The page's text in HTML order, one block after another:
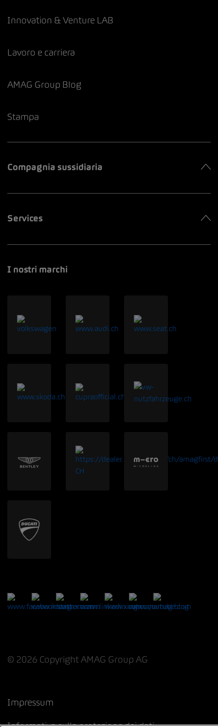
Innovation & Venture LAB
Lavoro e carriera
AMAG Group Blog
Stampa
Compagnia sussidiaria
Services
I nostri marchi
© 2026 Copyright AMAG Group AG
Impressum